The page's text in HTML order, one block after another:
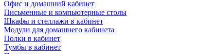
Офис и домашний кабинет
Письменные и компьютерные столы
Шкафы и стеллажи в кабинет
Модули для домашнего кабинета
Полки в кабинет
Тумбы в кабинет